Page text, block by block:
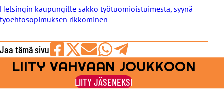
Helsingin kaupungille sakko työtuomioistuimesta, syynä
työehtosopimuksen rikkominen
Jaa tämä sivu
Jaa
Facebookissa
Jaa
viestipalvelu
X:ssä
Jaa
sähköpostilla
Jaa
WhatsAppilla
Jaa
Telegramilla
LIITY VAHVAAN JOUKKOON
LIITY JÄSENEKSI